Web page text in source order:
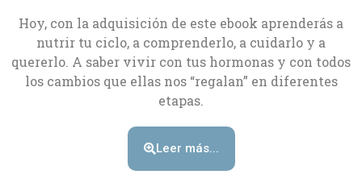
Hoy, con la adquisición de este ebook aprenderás a
nutrir tu ciclo, a comprenderlo, a cuidarlo y a
quererlo. A saber vivir con tus hormonas y con todos
los cambios que ellas nos “regalan” en diferentes
etapas.
Leer más...